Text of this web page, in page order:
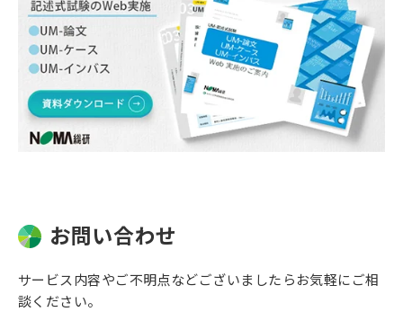
お問い合わせ
サービス内容やご不明点などございましたらお気軽にご相
談ください。